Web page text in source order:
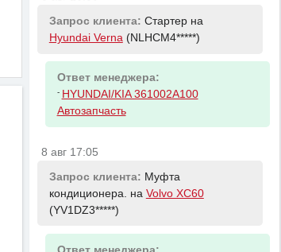
Запрос клиента: Стартер на
Hyundai Verna (NLHCM4*****)
Ответ менеджера:
- HYUNDAI/KIA 361002A100
Автозапчасть
8 авг 17:05
Запрос клиента: Муфта
кондиционера. на Volvo XC60
(YV1DZ3*****)